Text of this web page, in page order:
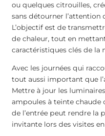
ou quelques citrouilles,
sans détourner
L’objectif est de
de chaleur, tout en
caractéristiques clés de la
Avec les journées qui
tout aussi important que
Mettre à jour les
ampoules à teinte chaude
de l’entrée peut rendre la
invitante lors des visites